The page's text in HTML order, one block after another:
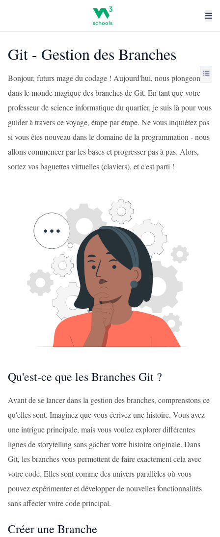
Git - Gestion des Branches
Bonjour, futurs mage du codage ! Aujourd'hui, nous plongeons
dans le monde magique des branches de Git. En tant que votre
professeur de science informatique du quartier, je suis là pour vous
guider à travers ce voyage, étape par étape. Ne vous inquiétez pas
si vous êtes nouveau dans le domaine de la programmation - nous
allons commencer par les bases et progresser pas à pas. Alors,
sortez vos baguettes virtuelles (claviers), et c'est parti !
Qu'est-ce que les Branches Git ?
Avant de se lancer dans la gestion des branches, comprenstons ce
qu'elles sont. Imaginez que vous écrivez une histoire. Vous avez
une intrigue principale, mais vous voulez explorer différentes
lignes de storytelling sans gâcher votre histoire originale. Dans
Git, les branches vous permettent de faire exactement cela avec
votre code. Elles sont comme des univers parallèles où vous
pouvez expérimenter et développer de nouvelles fonctionnalités
sans affecter votre code principal.
Créer une Branche